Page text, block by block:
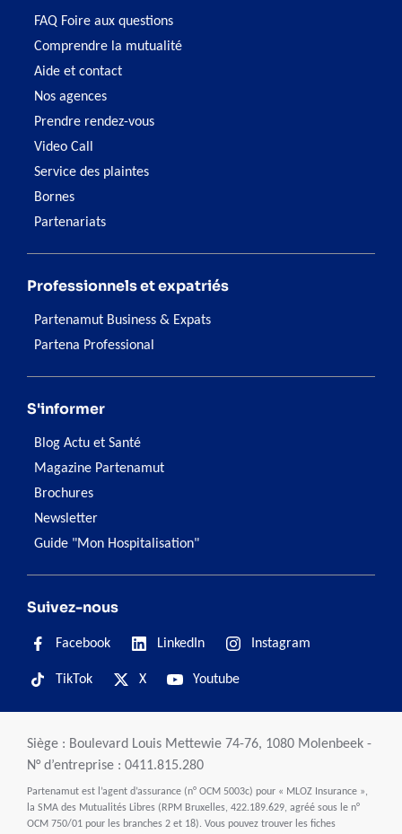
FAQ Foire aux questions
Comprendre la mutualité
Aide et contact
Nos agences
Prendre rendez-vous
Video Call
Service des plaintes
Bornes
Partenariats
Professionnels et expatriés
Partenamut Business & Expats
Partena Professional
S'informer
Blog Actu et Santé
Magazine Partenamut
Brochures
Newsletter
Guide "Mon Hospitalisation"
Suivez-nous
Facebook LinkedIn Instagram
TikTok X Youtube
Siège : Boulevard Louis Mettewie 74-76, 1080 Molenbeek -
N° d’entreprise : 0411.815.280
Partenamut est l’agent d’assurance (n° OCM 5003c) pour « MLOZ Insurance »,
la SMA des Mutualités Libres (RPM Bruxelles, 422.189.629, agréé sous le n°
OCM 750/01 pour les branches 2 et 18). Vous pouvez trouver les fiches